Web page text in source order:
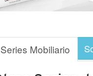
Series Mobiliario